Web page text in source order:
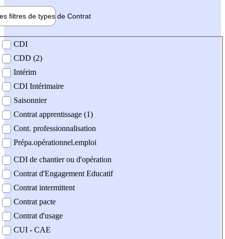
filtres de types de Contrat
contrat
CDI
CDD (2)
Intérim
CDI Intérimaire
Saisonnier
Contrat apprentissage (1)
Cont. professionnalisation
Prépa.opérationnel.emploi
CDI de chantier ou d'opération
Contrat d'Engagement Educatif
Contrat intermittent
Contrat pacte
Contrat d'usage
CUI - CAE